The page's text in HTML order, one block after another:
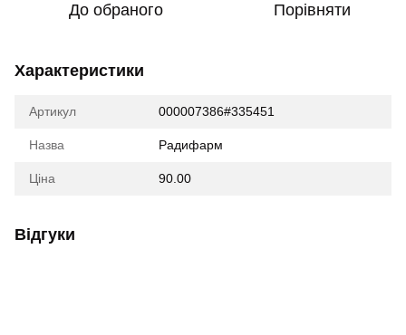
До обраного Порівняти
Характеристики
Артикул 000007386#335451
Назва Радифарм
Ціна 90.00
Відгуки